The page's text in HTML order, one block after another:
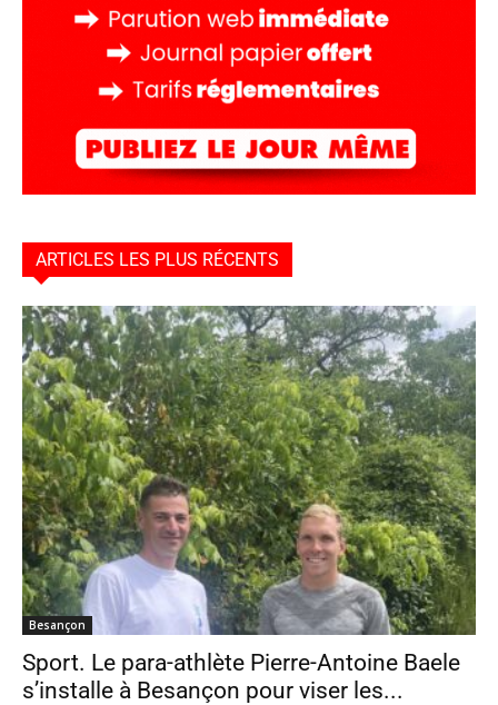
ARTICLES LES PLUS RÉCENTS
Besançon
Sport. Le para-athlète Pierre-Antoine Baele
s’installe à Besançon pour viser les...